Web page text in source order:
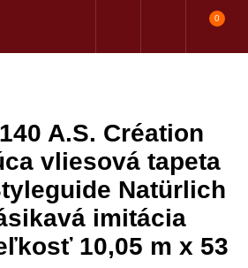
0
A.S. Création
vliesová tapeta
Natürlich
imitácia
10,05 m x 53